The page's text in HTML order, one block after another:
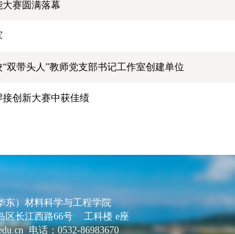
赛圆满落幕
双带头人”教师党支部书记工作室创建单位
创新大赛中获佳绩
东）材料科学与工程学院
区长江西路66号 工科楼 e座
电话：0532-86983670